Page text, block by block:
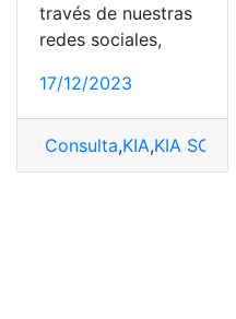
través de nuestras
redes sociales,
17/12/2023
Consulta,KIA,KIA SONET